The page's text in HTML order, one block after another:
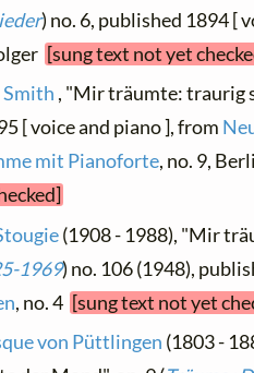
) no. 6, published 1894 [
[sung text not yet
Smith , "Mir träumte: traurig
[ voice and piano ], from
mit Pianoforte, no. 9,
(1908 - 1988), "Mir
1969) no. 106 (1948),
, no. 4 [sung text not yet
von Püttlingen (1803 -